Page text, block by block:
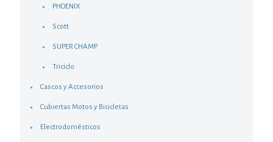
PHOENIX
Scott
SUPER CHAMP
Triciclo
Cascos y Accesorios
Cubiertas Motos y Bicicletas
Electrodomésticos